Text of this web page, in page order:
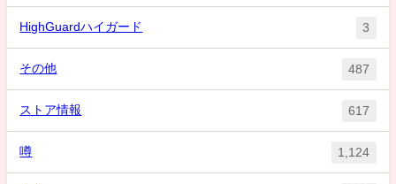
HighGuardハイガード 3
その他 487
ストア情報 617
噂 1,124